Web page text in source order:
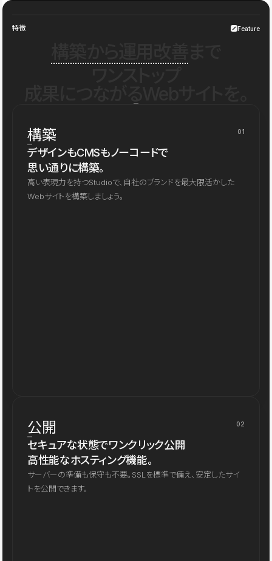
特徴 Feature
構築 01
デザインもCMSもノーコードで
思い通りに構築。
高い表現力を持つStudioで、自社のブランドを最大限活かした
Webサイトを構築しましょう。
公開 02
セキュアな状態でワンクリック公開
高性能なホスティング機能。
サーバーの準備も保守も不要。SSLを標準で備え、安定したサイ
トを公開できます。